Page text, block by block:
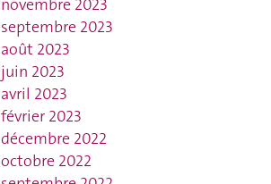
novembre 2023
septembre 2023
août 2023
juin 2023
avril 2023
février 2023
décembre 2022
octobre 2022